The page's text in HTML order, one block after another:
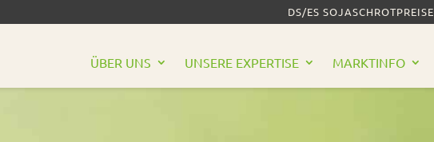
DS/ES SOJASCHROTPREISE
ÜBER UNS UNSERE EXPERTISE MARKTINFO